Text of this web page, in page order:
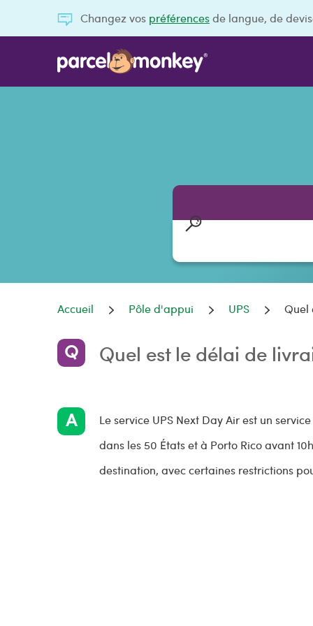
Changez vos préférencesde langue, de
Accueil Pôle d'appui UPS Quel
Quel est le délai de
Le service UPS Next Day Air est un
dans les 50 États et à Porto Rico avant
destination, avec certaines restrictions